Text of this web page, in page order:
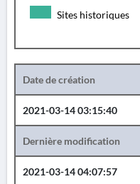
Sites historiques
Date de création
2021-03-14 03:15:40
Dernière modification
2021-03-14 04:07:57